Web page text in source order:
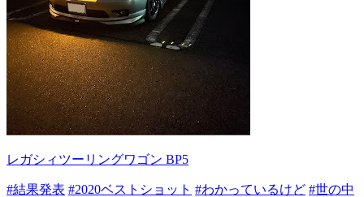
レガシィツーリングワゴン BP5
#結果発表 #2020ベストショット #わかっているけど #世の中